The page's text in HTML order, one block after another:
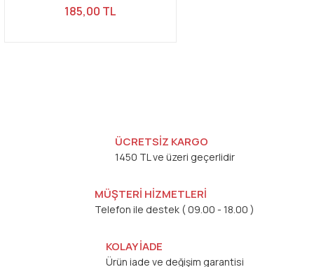
185,00 TL
ÜCRETSİZ KARGO
1450 TL ve üzeri geçerlidir
MÜŞTERİ HİZMETLERİ
Telefon ile destek ( 09.00 - 18.00 )
KOLAY İADE
Ürün iade ve değişim garantisi